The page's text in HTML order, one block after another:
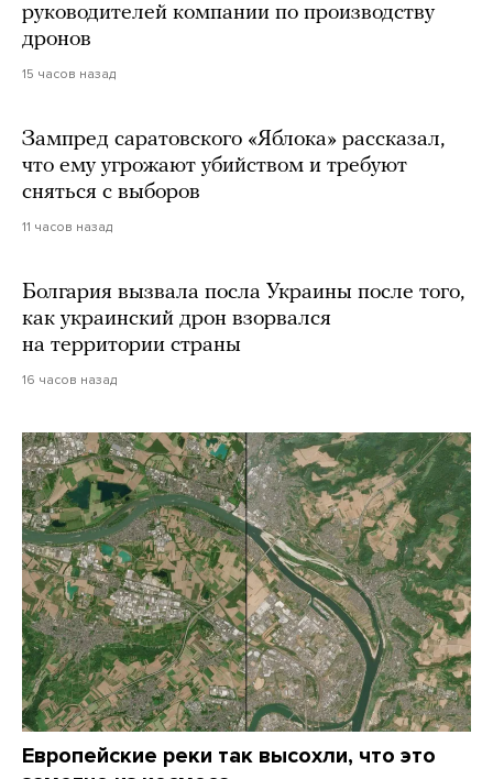
руководителей компании по производству
дронов
15 часов назад
Зампред саратовского «Яблока» рассказал,
что ему угрожают убийством и требуют
сняться с выборов
11 часов назад
Болгария вызвала посла Украины после того,
как украинский дрон взорвался
на территории страны
16 часов назад
Европейские реки так высохли, что это